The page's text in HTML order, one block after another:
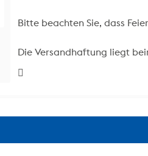
Bitte beachten Sie, dass
Die Versandhaftung liegt